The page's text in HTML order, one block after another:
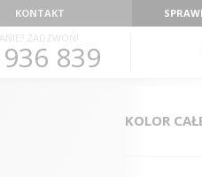
KONTAKT
ZADZWOŃ!
839
KOLOR